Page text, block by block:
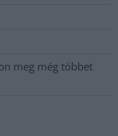
meg még többet